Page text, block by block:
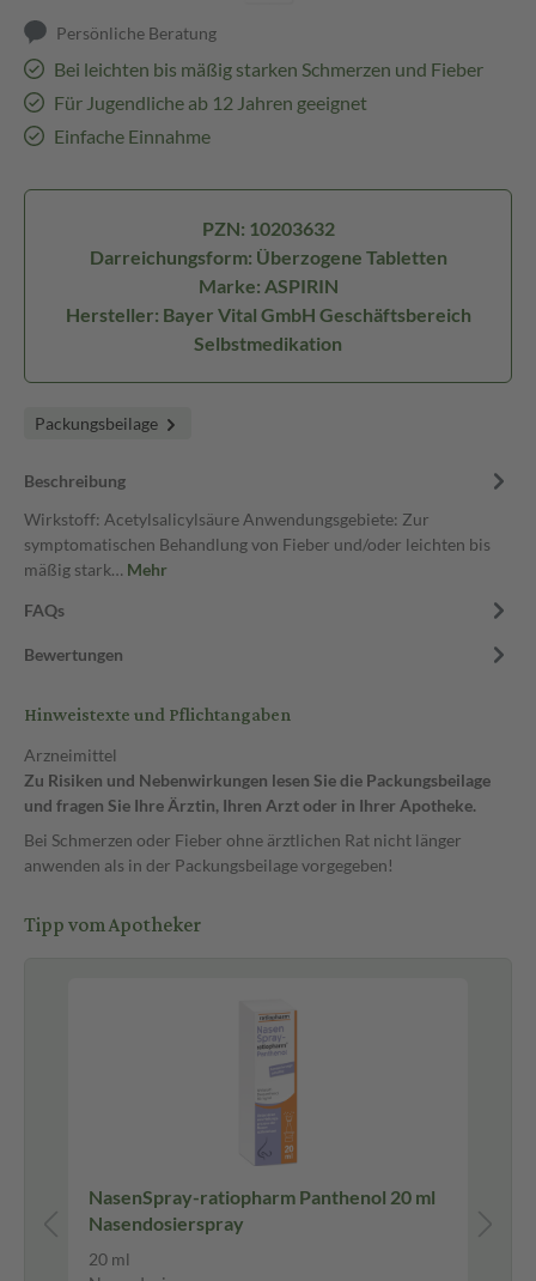
Persönliche Beratung
Bei leichten bis mäßig starken Schmerzen und Fieber
Für Jugendliche ab 12 Jahren geeignet
Einfache Einnahme
PZN: 10203632
Darreichungsform: Überzogene Tabletten
Marke: ASPIRIN
Hersteller: Bayer Vital GmbH Geschäftsbereich
Selbstmedikation
Packungsbeilage
Beschreibung
Wirkstoff: Acetylsalicylsäure Anwendungsgebiete: Zur
symptomatischen Behandlung von Fieber und/oder leichten bis
mäßig stark… Mehr
FAQs
Bewertungen
Hinweistexte und Pflichtangaben
Arzneimittel
Zu Risiken und Nebenwirkungen lesen Sie die Packungsbeilage
und fragen Sie Ihre Ärztin, Ihren Arzt oder in Ihrer Apotheke.
Bei Schmerzen oder Fieber ohne ärztlichen Rat nicht länger
anwenden als in der Packungsbeilage vorgegeben!
Tipp vom Apotheker
NasenSpray-ratiopharm Panthenol 20 ml
Nasendosierspray
20 ml